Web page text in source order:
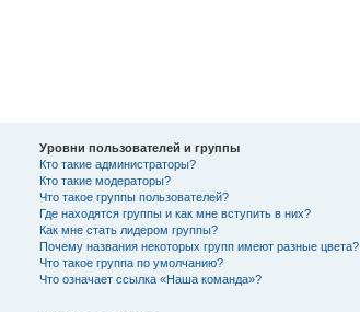
Уровни пользователей и группы
Кто такие администраторы?
Кто такие модераторы?
Что такое группы пользователей?
Где находятся группы и как мне вступить в них?
Как мне стать лидером группы?
Почему названия некоторых групп имеют разные цвета?
Что такое группа по умолчанию?
Что означает ссылка «Наша команда»?